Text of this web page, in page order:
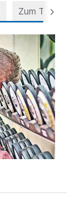
Zum Thema